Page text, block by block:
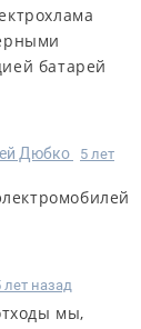
батарей
Дюбко
5 лет
лет назад
мы,